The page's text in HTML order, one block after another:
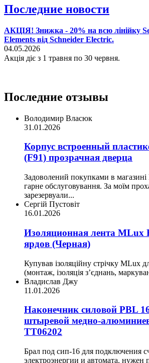
Последние новости
АКЦІЯ! Знижка - 20% на всю лінійку
Elements від Schneider Electric.
04.05.2026
Акція діє з 1 травня по 30 червня.
Последние отзывы
Володимир Власюк
31.01.2026
Корпус встроенный
(F91) прозрачная дверца
Задоволений покупками в магазині
гарне обслуговування. За моїм
зарезервуали...
Сергій Пустовіт
16.01.2026
Изоляционная лента MLux
ярдов (Черная)
Купував ізоляційну стрічку MLux
(монтаж, ізоляція з’єднань,
Владислав Джу
11.01.2026
Наконечник силовой PBL
штыревой медно-
ТТ06202
Брал под сип-16 для подключения
электроэнергии и автомата. нужен